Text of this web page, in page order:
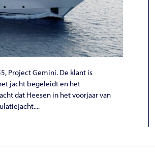
Project Gemini. De klant is
jacht begeleidt en het
dat Heesen in het voorjaar van